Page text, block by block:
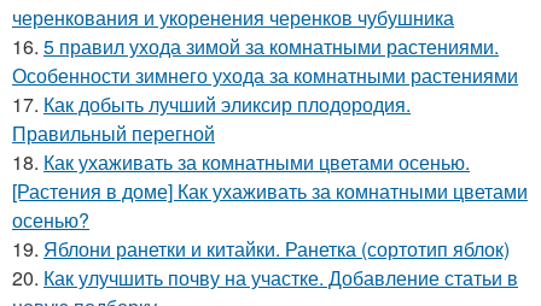
черенкования и укоренения черенков чубушника
16. 5 правил ухода зимой за комнатными растениями.
Особенности зимнего ухода за комнатными растениями
17. Как добыть лучший эликсир плодородия.
Правильный перегной
18. Как ухаживать за комнатными цветами осенью.
[Растения в доме] Как ухаживать за комнатными цветами
осенью?
19. Яблони ранетки и китайки. Ранетка (сортотип яблок)
20. Как улучшить почву на участке. Добавление статьи в